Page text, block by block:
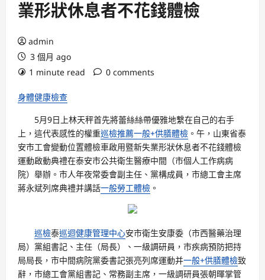
業形狀休息者不花錢體檢
admin
3 個月 ago
1 minute read
0 comments
身體健康檢查
5月9日上林天秤首先將蕾絲絲帶優雅地繫在自己的右手
上，這代表感性的權重巡檢推薦一般+供膳體檢 。午，山東省泰
安市工會變動位置體檢車啟用暨新失業形狀休息者不花錢體檢
運動啟動典禮在泰安市公共衛生醫療中間（市個人工作病病
院）舉辦。市人年夜常委會副主任、黨構成員，市總工會主席
蔣永斌列席典禮并講話一般勞工體檢 。
巡檢泰巡迴健康管理中心安市衛生安康委（市西醫藥治理
局）黨組書記、主任（局長）、一級調研員，市疾病預防把持
局局長，市中間病院黨委書記張亮列席運動并一般+供膳體檢致
辭，市總工會黨組書記、常務副主席，一級調研員張朝暉掌管